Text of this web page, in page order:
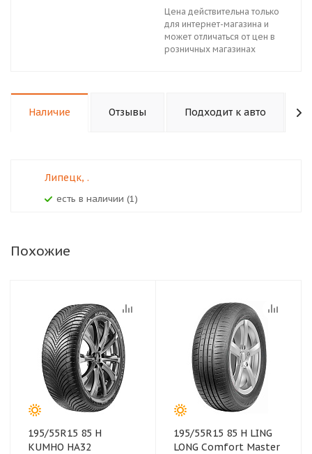
Цена действительна только
для интернет-магазина и
может отличаться от цен в
розничных магазинах
Наличие Отзывы Подходит к авто
Липецк, .
Есть в наличии (1)
Похожие
195/55R15 85 H
KUMHO HA32
195/55R15 85 H LING
LONG Comfort Master